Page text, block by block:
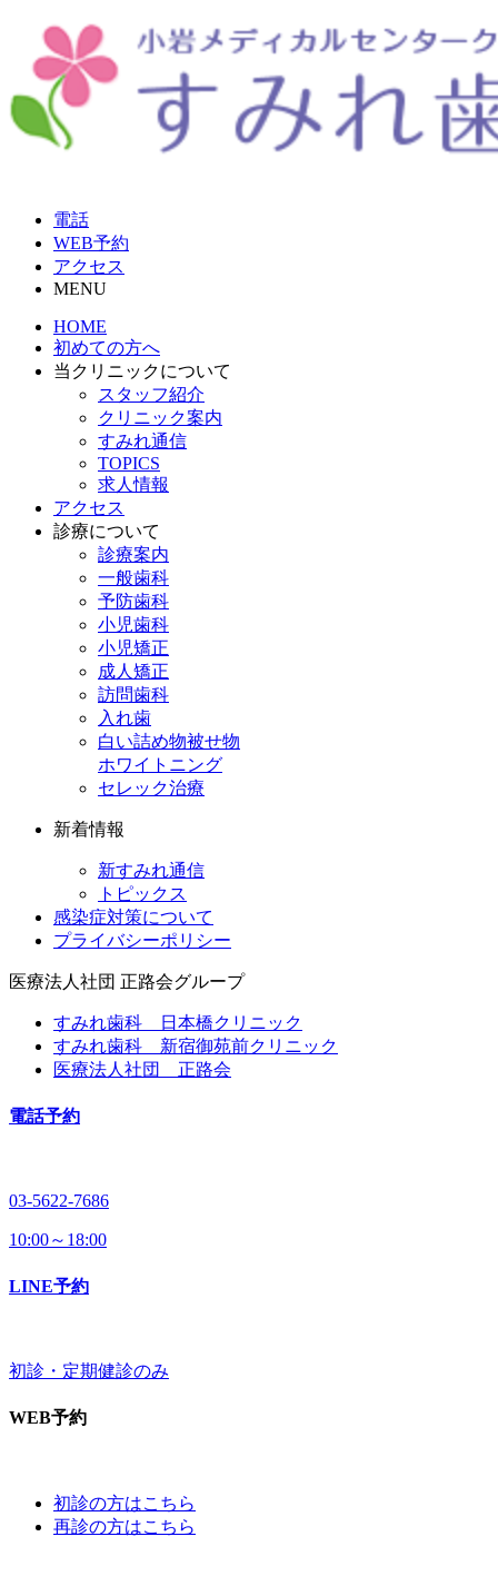
電話
WEB予約
アクセス
MENU
HOME
初めての方へ
当クリニックについて
スタッフ紹介
クリニック案内
すみれ通信
TOPICS
求人情報
アクセス
診療について
診療案内
一般歯科
予防歯科
小児歯科
小児矯正
成人矯正
訪問歯科
入れ歯
白い詰め物被せ物
ホワイトニング
セレック治療
新着情報
新すみれ通信
トピックス
感染症対策について
プライバシーポリシー
医療法人社団 正路会グループ
すみれ歯科 日本橋クリニック
すみれ歯科 新宿御苑前クリニック
医療法人社団 正路会
電話予約
03-5622-7686
10:00～18:00
LINE予約
初診・定期健診のみ
WEB予約
初診の方はこちら
再診の方はこちら